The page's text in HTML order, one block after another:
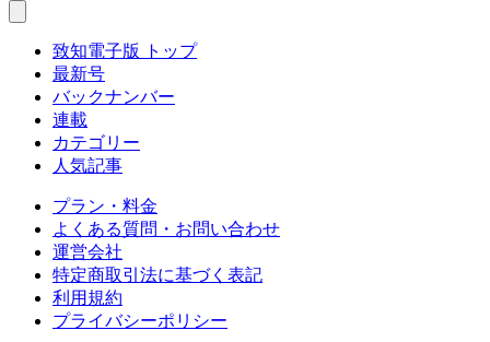
致知電子版 トップ
最新号
バックナンバー
連載
カテゴリー
人気記事
プラン・料金
よくある質問・お問い合わせ
運営会社
特定商取引法に基づく表記
利用規約
プライバシーポリシー